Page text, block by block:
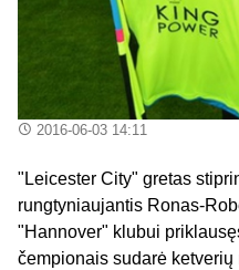
2016-06-03 14:11
"Leicester City" gretas
rungtyniaujantis Ronas-
"Hannover" klubui
čempionais sudarė ketverių